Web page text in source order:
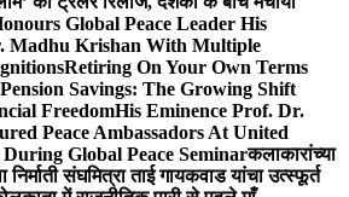
Global Peace Leader His
Madhu Krishan With Multiple
Retiring On Your Own Terms
Savings: The Growing Shift
FreedomHis Eminence Prof. Dr.
Peace Ambassadors At United
Global Peace Seminarकलाकारांच्या
संघमित्रा ताई गायकवाड यांचा उत्स्फूर्त